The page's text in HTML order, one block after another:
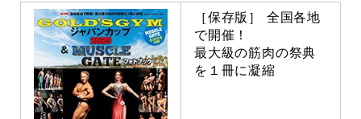
［保存版］ 全国各地
で開催！
最大級の筋肉の祭典
を１冊に凝縮